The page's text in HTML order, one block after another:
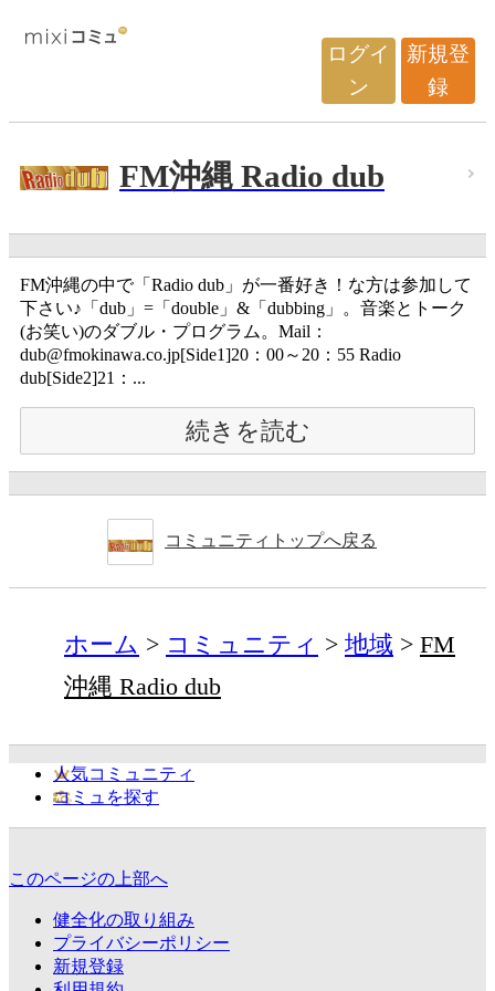
ログイ
ン
新規登
録
FM沖縄 Radio dub
FM沖縄の中で「Radio dub」が一番好き！な方は参加して
下さい♪「dub」=「double」&「dubbing」。音楽とトーク
(お笑い)のダブル・プログラム。Mail：
dub@fmokinawa.co.jp[Side1]20：00～20：55 Radio
dub[Side2]21：...
続きを読む
コミュニティトップへ戻る
ホーム コミュニティ 地域
FM
沖縄 Radio dub
人気コミュニティ
コミュを探す
このページの上部へ
健全化の取り組み
プライバシーポリシー
新規登録